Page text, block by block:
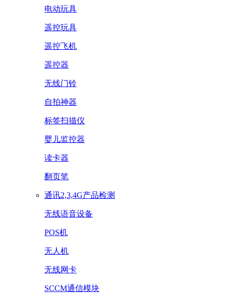
电动玩具
遥控玩具
遥控飞机
遥控器
无线门铃
自拍神器
标签扫描仪
婴儿监控器
读卡器
翻页笔
通讯2,3,4G产品检测
无线语音设备
POS机
无人机
无线网卡
SCCM通信模块